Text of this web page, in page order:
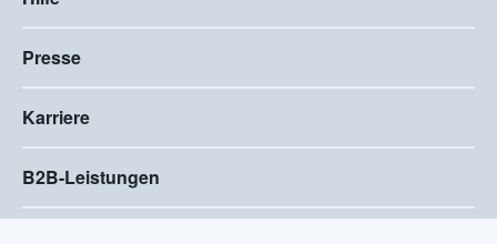
Presse
Karriere
B2B-Leistungen